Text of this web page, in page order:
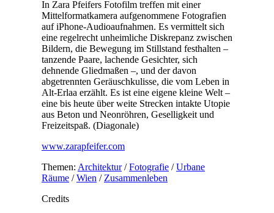
In Zara Pfeifers Fotofilm treffen mit einer
Mittelformatkamera aufgenommene Fotografien
auf iPhone-Audioaufnahmen. Es vermittelt sich
eine regelrecht unheimliche Diskrepanz zwischen
Bildern, die Bewegung im Stillstand festhalten –
tanzende Paare, lachende Gesichter, sich
dehnende Gliedmaßen –, und der davon
abgetrennten Geräuschkulisse, die vom Leben in
Alt-Erlaa erzählt. Es ist eine eigene kleine Welt –
eine bis heute über weite Strecken intakte Utopie
aus Beton und Neonröhren, Geselligkeit und
Freizeitspaß. (Diagonale)
www.zarapfeifer.com
Themen: Architektur/Fotografie/Urbane
Räume/Wien / Zusammenleben
Credits